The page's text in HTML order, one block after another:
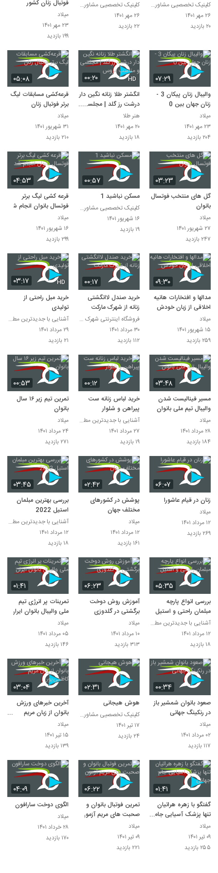
کلینیک تخصصیی مشاوره و روانشناسی خانواده ایرانی
۲۶ مهر ۱۴۰۱
۲۰ بازدید
کلینیک تخصصیی مشاوره و روانشناسی خانواده ایرانی
۲۶ مهر ۱۴۰۱
۲۲ بازدید
فوتبال زنان کشور
میلاد
۲۳ مهر ۱۴۰۱
۱۹۹ بازدید
۰۷:۲۹
والیبال زنان پیکان 3 -
زنان جهان بین 0
میلاد
۲۳ مهر ۱۴۰۱
۲۰۴ بازدید
۰۰:۲۰ HD
انگشتر طلا زنانه نگین دار
درشت رز گلد | مجلسی و
مناسب عروس
هنر طلا
۲۰ مهر ۱۴۰۱
۱۸ بازدید
۰۵:۰۸
قرعه‌کشی مسابقات لیگ
برتر فوتبال زنان
میلاد
۳۱ شهریور ۱۴۰۱
۲۱۰ بازدید
۰۳:۲۳
گل‌ های منتخب فوتسال
بانوان
میلاد
۲۷ شهریور ۱۴۰۱
۲۴۷ بازدید
۰۰:۵۷
مسکن نباشید 1
کلینیک تخصصیی مشاوره و روانشناسی خانواده ایرانی
۱۶ شهریور ۱۴۰۱
۱۹ بازدید
۰۴:۵۳
قرعه کشی لیگ برتر
فوتسال بانوان انجام شد
میلاد
۱۶ شهریور ۱۴۰۱
۲۹۹ بازدید
۰۹:۳۰
مدالها و افتخارات هانیه
اخلاقی از زبان خودش
میلاد
۱۵ شهریور ۱۴۰۱
۲۵۹ بازدید
۰۰:۱۷
خرید صندل لاانگشتی
زنانه از شهرک مارکت
فروشگاه اینترنتی شهرک مارکت
۳۰ مرداد ۱۴۰۱
۱۱۲ بازدید
۰۳:۱۷ HD
خرید مبل راحتی از
تولیدی
آشنایی با جدیدترین مطالب روز دنیا
۲۹ مرداد ۱۴۰۱
۲۱ بازدید
۰۳:۴۸
مسیر فینالیست شدن
والیبال‌ تیم ملی بانوان
میلاد
۲۸ مرداد ۱۴۰۱
۱۸۴ بازدید
۰۰:۱۲
خرید لباس زنانه ست
پیراهن و شلوار
آشنایی با جدیدترین مطالب روز دنیا
۲۷ مرداد ۱۴۰۱
۱۹ بازدید
۰۰:۵۳
تمرین تیم زیر ۱۶ سال
بانوان
میلاد
۲۴ مرداد ۱۴۰۱
۲۷۱ بازدید
۰۶:۰۷
زنان در قیام عاشورا
میلاد
۱۲ مرداد ۱۴۰۱
۲۶۹ بازدید
۰۲:۴۲
پوشش در کشورهای
مختلف جهان
میلاد
۱۲ مرداد ۱۴۰۱
۱۶۱ بازدید
۰۳:۴۵
بررسی بهترین مبلمان
استیل 2022
آشنایی با جدیدترین مطالب روز دنیا
۱۲ مرداد ۱۴۰۱
۱۸ بازدید
۰۵:۳۵
بررسی انواع پارچه
مبلمان راحتی و استیل
آشنایی با جدیدترین مطالب روز دنیا
۱۲ مرداد ۱۴۰۱
۱۸ بازدید
۰۶:۲۳
آموزش روش دوخت
برگشتی در گلدوزی
میلاد
۱۰ مرداد ۱۴۰۱
۳۱۳ بازدید
۰۱:۴۱
تمرینات پر انرژی تیم
ملی والیبال بانوان ایران
میلاد
۰۵ مرداد ۱۴۰۱
۱۴۶ بازدید
۰۰:۳۴
صعود بانوان شمشیر باز
در رنکینگ جهانی
میلاد
۰۲ مرداد ۱۴۰۱
۱۱۷ بازدید
۰۲:۳۱
هوش هیجانی
کلینیک تخصصیی مشاوره و روانشناسی خانواده ایرانی
۱۷ تیر ۱۴۰۱
۲۴ بازدید
۰۳:۰۴
آخرین خبرهای ورزش
بانوان از زبان مریم
کاظمی‌پور
میلاد
۱۵ تیر ۱۴۰۱
۱۳۹ بازدید
۰۱:۴۱
گفتگو با زهره هراتیان
تنها پزشک آسیایی جام
جهانی
میلاد
۰۹ تیر ۱۴۰۱
۲۵۵ بازدید
۰۶:۲۲
تمرین فوتبال بانوان و
صحبت‌ های مریم آزمون
میلاد
۰۹ تیر ۱۴۰۱
۲۲۱ بازدید
۰۴:۰۹
الگوی دوخت سارافون
میلاد
۲۸ خرداد ۱۴۰۱
۱۷۰ بازدید